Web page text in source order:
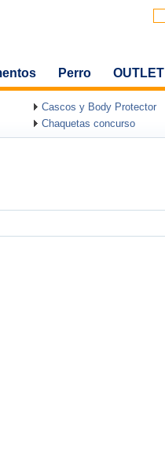
Perro OUTLET
Cascos y Body Protector
Chaquetas concurso